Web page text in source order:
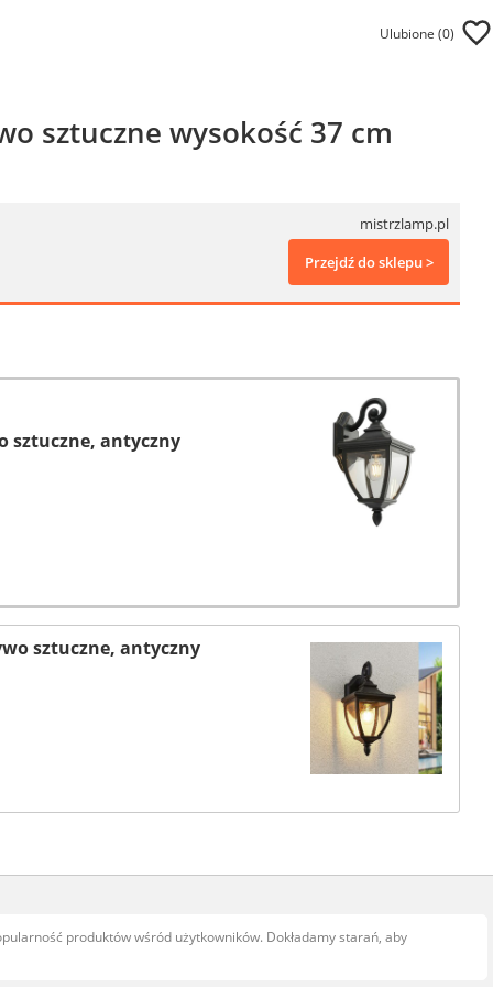
Ulubione (0)
sztuczne wysokość 37 cm
mistrzlamp.pl
Przejdź do sklepu >
sztuczne, antyczny
sztuczne, antyczny
produktów wśród użytkowników. Dokładamy starań, aby